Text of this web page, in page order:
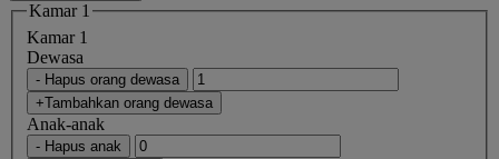
Kamar 1
Kamar 1
Dewasa
- Hapus orang dewasa
+Tambahkan orang dewasa
Anak-anak
- Hapus anak